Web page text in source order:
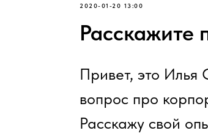
2020-01-20 13:00
Расскажите
Привет, это Илья
вопрос про
Расскажу свой